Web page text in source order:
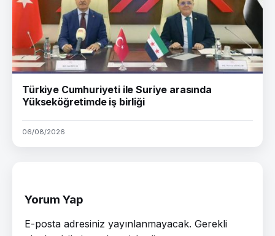
Türkiye Cumhuriyeti ile Suriye arasında
Yükseköğretimde iş birliği
06/08/2026
Yorum Yap
E-posta adresiniz yayınlanmayacak. Gerekli